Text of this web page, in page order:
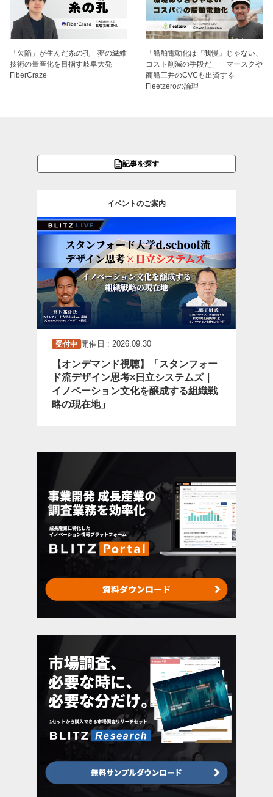
「欠陥」が生んだ糸の孔 夢の繊維
技術の量産化を目指す岐阜大発
FiberCraze
「船舶電動化は『我慢』じゃない、
コスト削減の手段だ」 マースクや
商船三井のCVCも出資する
Fleetzeroの論理
記事を探す
イベントのご案内
受付中 開催日 : 2026.09.30
【オンデマンド視聴】「スタンフォー
ド流デザイン思考×日立システムズ｜
イノベーション文化を醸成する組織戦
略の現在地」